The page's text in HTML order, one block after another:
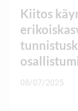
Kiitos
08/07/2025